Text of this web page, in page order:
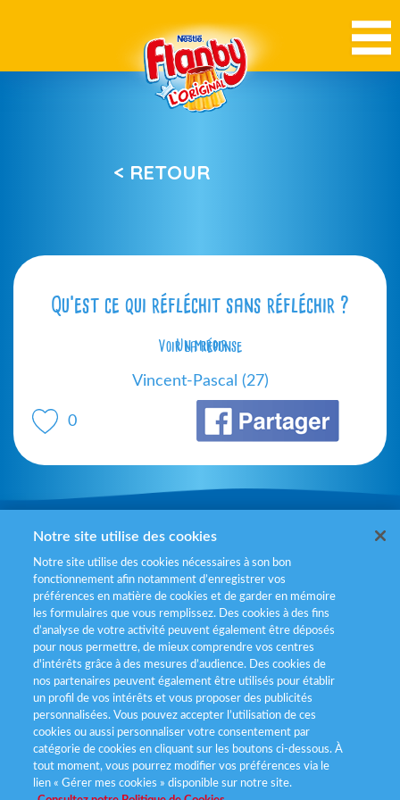
< RETOUR
Qu’est ce qui réfléchit sans réfléchir ?
Voir la réponse
Un miroir
0
Vincent-Pascal (27)
Mentions légales
Politiques de gestion des cookies
Politique données personnelles
Services consommateurs
Déclaration d’accessibilité
Notre site utilise des cookies
Notre site utilise des cookies nécessaires à son bon
fonctionnement afin notamment d’enregistrer vos
préférences en matière de cookies et de garder en mémoire
les formulaires que vous remplissez. Des cookies à des fins
d’analyse de votre activité peuvent également être déposés
pour nous permettre, de mieux comprendre vos centres
d'intérêts grâce à des mesures d’audience. Des cookies de
nos partenaires peuvent également être utilisés pour établir
un profil de vos intérêts et vous proposer des publicités
personnalisées. Vous pouvez accepter l’utilisation de ces
cookies ou aussi personnaliser votre consentement par
catégorie de cookies en cliquant sur les boutons ci-dessous. À
tout moment, vous pourrez modifier vos préférences via le
lien « Gérer mes cookies » disponible sur notre site.